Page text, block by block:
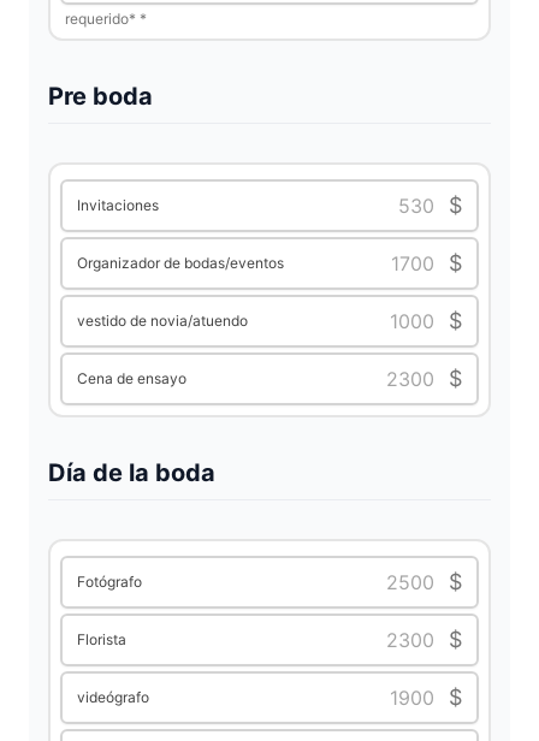
requerido* *
Pre boda
Invitaciones $
Organizador de bodas/eventos $
vestido de novia/atuendo $
Cena de ensayo $
Día de la boda
Fotógrafo $
Florista $
videógrafo $